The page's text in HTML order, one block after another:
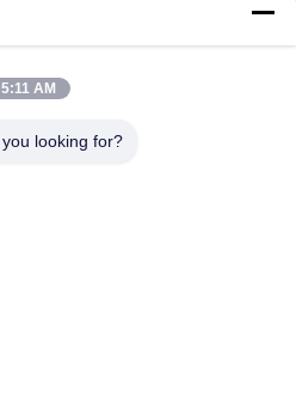
5:11 AM
looking for?